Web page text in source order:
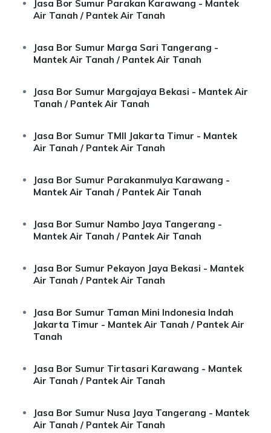
Jasa Bor Sumur Parakan Karawang - Mantek
Air Tanah / Pantek Air Tanah
Jasa Bor Sumur Marga Sari Tangerang -
Mantek Air Tanah / Pantek Air Tanah
Jasa Bor Sumur Margajaya Bekasi - Mantek Air
Tanah / Pantek Air Tanah
Jasa Bor Sumur TMII Jakarta Timur - Mantek
Air Tanah / Pantek Air Tanah
Jasa Bor Sumur Parakanmulya Karawang -
Mantek Air Tanah / Pantek Air Tanah
Jasa Bor Sumur Nambo Jaya Tangerang -
Mantek Air Tanah / Pantek Air Tanah
Jasa Bor Sumur Pekayon Jaya Bekasi - Mantek
Air Tanah / Pantek Air Tanah
Jasa Bor Sumur Taman Mini Indonesia Indah
Jakarta Timur - Mantek Air Tanah / Pantek Air
Tanah
Jasa Bor Sumur Tirtasari Karawang - Mantek
Air Tanah / Pantek Air Tanah
Jasa Bor Sumur Nusa Jaya Tangerang - Mantek
Air Tanah / Pantek Air Tanah